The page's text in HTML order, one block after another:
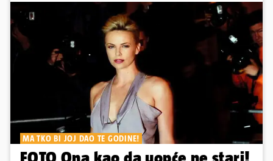
MA TKO BI JOJ DAO TE GODINE!